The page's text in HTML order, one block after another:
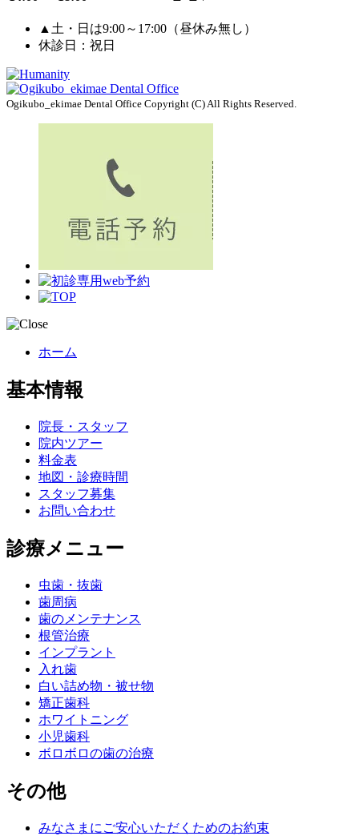
▲土・日は9:00～17:00（昼休み無し）
休診日：祝日
Ogikubo_ekimae Dental Office Copyright (C) All Rights Reserved.
ホーム
基本情報
院長・スタッフ
院内ツアー
料金表
地図・診療時間
スタッフ募集
お問い合わせ
診療メニュー
虫歯・抜歯
歯周病
歯のメンテナンス
根管治療
インプラント
入れ歯
白い詰め物・被せ物
矯正歯科
ホワイトニング
小児歯科
ボロボロの歯の治療
その他
みなさまにご安心いただくためのお約束